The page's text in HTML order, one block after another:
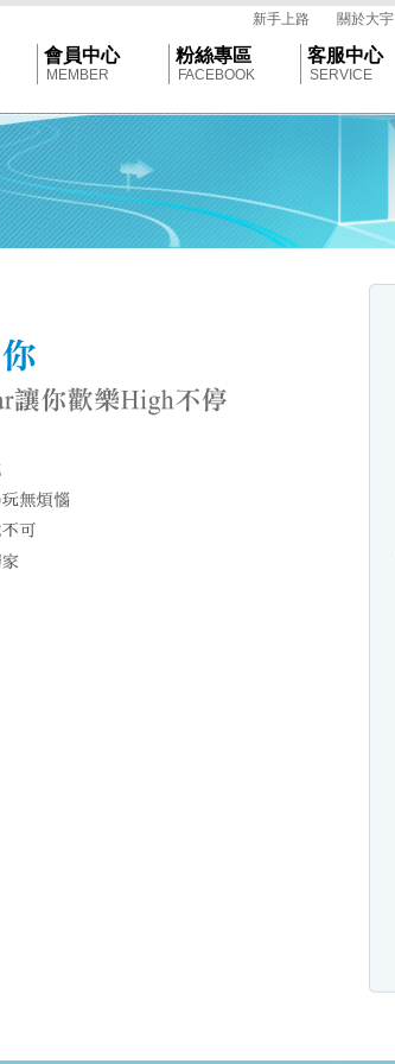
新手上路 關於大宇
會員中心
MEMBER
粉絲專區
FACEBOOK
客服中心
SERVICE